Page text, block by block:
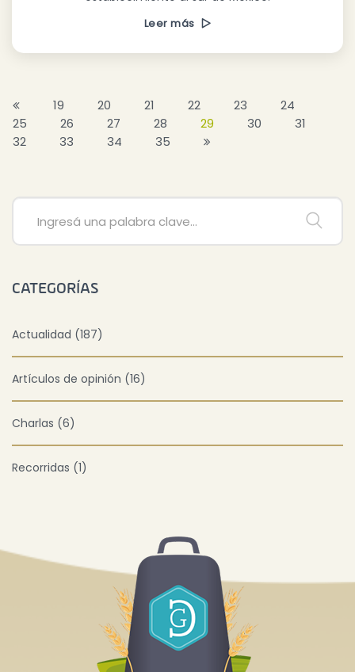
Leer más
19 20 21 22 23
24
25
26 27 28 29 30
31
32
33 34 35
CATEGORÍAS
Actualidad (187)
Artículos de opinión (16)
Charlas (6)
Recorridas (1)